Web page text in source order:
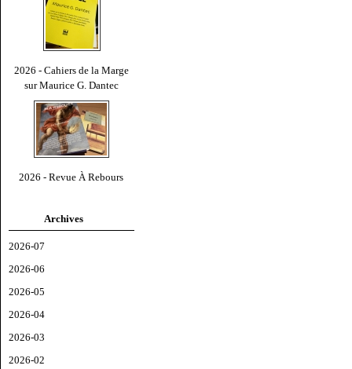
2026 - Cahiers de la Marge
sur Maurice G. Dantec
2026 - Revue À Rebours
Archives
2026-07
2026-06
2026-05
2026-04
2026-03
2026-02